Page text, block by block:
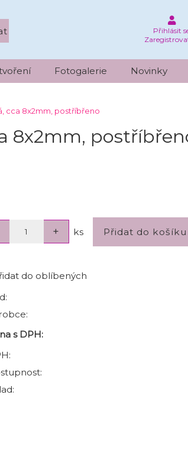
Přihlásit
Fotogalerie Novinky
cca 8x2mm, postříbřeno
8x2mm,
ks
do oblíbených
s DPH: